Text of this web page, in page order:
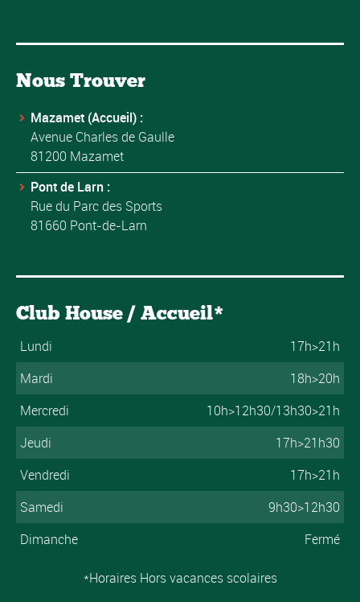
Nous Trouver
Mazamet (Accueil) :
Avenue Charles de Gaulle
81200 Mazamet
Pont de Larn :
Rue du Parc des Sports
81660 Pont-de-Larn
Club House / Accueil*
Lundi
17h>21h
Mardi
18h>20h
Mercredi
10h>12h30/13h30>21h
Jeudi
17h>21h30
Vendredi
17h>21h
Samedi
9h30>12h30
Dimanche
Fermé
*Horaires Hors vacances scolaires